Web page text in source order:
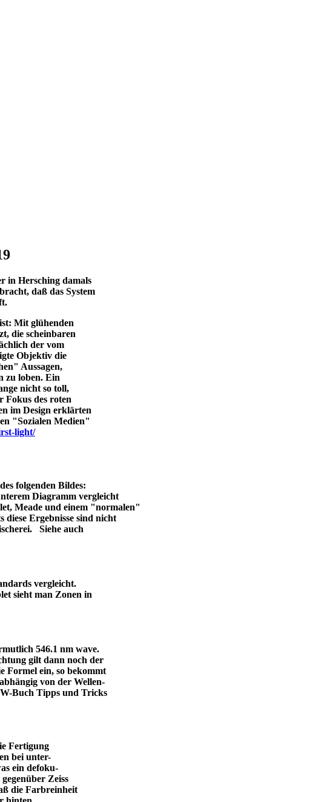
in Hersching damals
daß das System
Mit glühenden
die scheinbaren
der vom
Objektiv die
Aussagen,
zu loben. Ein
nicht so toll,
Fokus des roten
im Design erklärten
"Sozialen Medien"
light/
folgenden Bildes:
Diagramm vergleicht
Meade und einem "normalen"
diese Ergebnisse sind nicht
Siehe auch
vergleicht.
sieht man Zonen in
546.1 nm wave.
gilt dann noch der
Formel ein, so bekommt
von der Wellen-
Buch Tipps und Tricks
Fertigung
bei unter-
ein defoku-
Zeiss
die Farbreinheit